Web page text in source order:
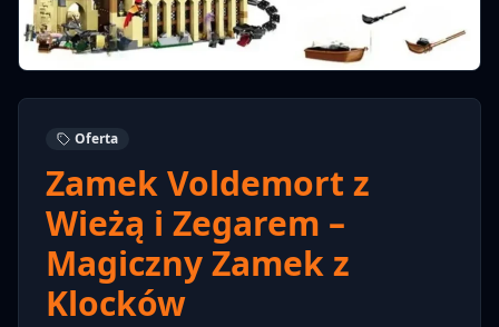
Oferta
Zamek Voldemort z
Wieżą i Zegarem –
Magiczny Zamek z
Klocków